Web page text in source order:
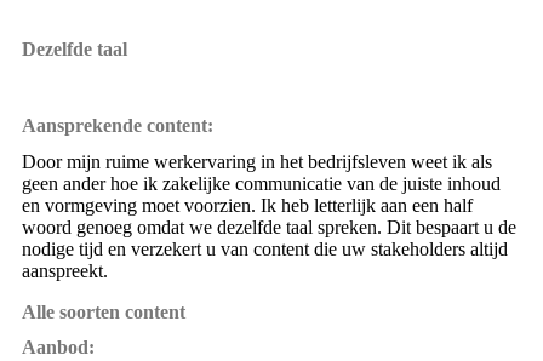
Dezelfde taal
Aansprekende content:
Door mijn ruime werkervaring in het bedrijfsleven weet ik als
geen ander hoe ik zakelijke communicatie van de juiste inhoud
en vormgeving moet voorzien. Ik heb letterlijk aan een half
woord genoeg omdat we dezelfde taal spreken. Dit bespaart u de
nodige tijd en verzekert u van content die uw stakeholders altijd
aanspreekt.
Alle soorten content
Aanbod: